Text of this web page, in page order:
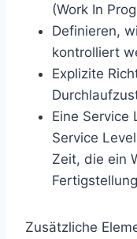
(Work In
Definieren,
kontrolliert
Explizite
Eine Service
Service
Zeit, die ein
Zusätzliche